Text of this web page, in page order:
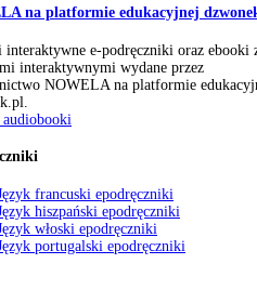
na platformie edukacyjnej
interaktywne e-podręczniki oraz ebooki
interaktywnymi wydane przez
NOWELA na platformie
francuski epodręczniki
hiszpański epodręczniki
włoski epodręczniki
portugalski epodręczniki